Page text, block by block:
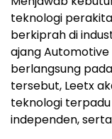
teknologi
berkiprah di
ajang
berlangsung
tersebut, Leetx
teknologi
independen,